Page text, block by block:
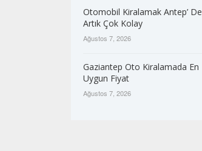
Otomobil Kiralamak Antep’ De
Artık Çok Kolay
Ağustos 7, 2026
Gaziantep Oto Kiralamada En
Uygun Fiyat
Ağustos 7, 2026